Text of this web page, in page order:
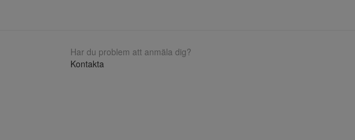
Har du problem att anmäla dig?
Kontakta